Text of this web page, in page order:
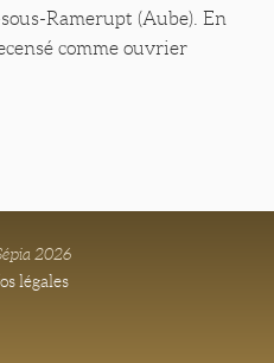
Ramerupt (Aube). En
comme ouvrier
2026
légales